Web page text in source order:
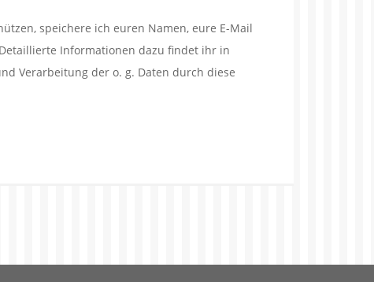
speichere ich euren Namen, eure E-Mail
Informationen dazu findet ihr in
Verarbeitung der o. g. Daten durch diese